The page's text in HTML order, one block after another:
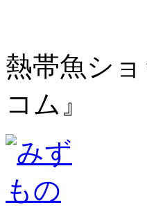
熱帯魚シ
コム』